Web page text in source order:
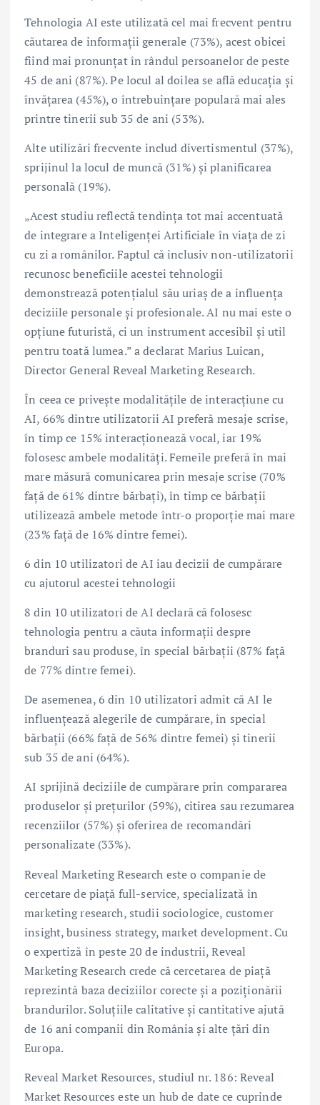
Tehnologia AI este utilizată cel mai frecvent pentru
căutarea de informații generale (73%), acest obicei
fiind mai pronunțat în rândul persoanelor de peste
45 de ani (87%). Pe locul al doilea se află educația și
învățarea (45%), o întrebuințare populară mai ales
printre tinerii sub 35 de ani (53%).
Alte utilizări frecvente includ divertismentul (37%),
sprijinul la locul de muncă (31%) și planificarea
personală (19%).
„Acest studiu reflectă tendința tot mai accentuată
de integrare a Inteligenței Artificiale în viața de zi
cu zi a românilor. Faptul că inclusiv non-utilizatorii
recunosc beneficiile acestei tehnologii
demonstrează potențialul său uriaș de a influența
deciziile personale și profesionale. AI nu mai este o
opțiune futuristă, ci un instrument accesibil și util
pentru toată lumea.” a declarat Marius Luican,
Director General Reveal Marketing Research.
În ceea ce privește modalitățile de interacțiune cu
AI, 66% dintre utilizatorii AI preferă mesaje scrise,
în timp ce 15% interacționează vocal, iar 19%
folosesc ambele modalități. Femeile preferă în mai
mare măsură comunicarea prin mesaje scrise (70%
față de 61% dintre bărbați), în timp ce bărbații
utilizează ambele metode într-o proporție mai mare
(23% față de 16% dintre femei).
6 din 10 utilizatori de AI iau decizii de cumpărare
cu ajutorul acestei tehnologii
8 din 10 utilizatori de AI declară că folosesc
tehnologia pentru a căuta informații despre
branduri sau produse, în special bărbații (87% față
de 77% dintre femei).
De asemenea, 6 din 10 utilizatori admit că AI le
influențează alegerile de cumpărare, în special
bărbații (66% față de 56% dintre femei) și tinerii
sub 35 de ani (64%).
AI sprijină deciziile de cumpărare prin compararea
produselor și prețurilor (59%), citirea sau rezumarea
recenziilor (57%) și oferirea de recomandări
personalizate (33%).
Reveal Marketing Research este o companie de
cercetare de piață full-service, specializată în
marketing research, studii sociologice, customer
insight, business strategy, market development. Cu
o expertiză în peste 20 de industrii, Reveal
Marketing Research crede că cercetarea de piață
reprezintă baza deciziilor corecte și a poziționării
brandurilor. Soluțiile calitative și cantitative ajută
de 16 ani companii din România și alte țări din
Europa.
Reveal Market Resources, studiul nr. 186: Reveal
Market Resources este un hub de date ce cuprinde